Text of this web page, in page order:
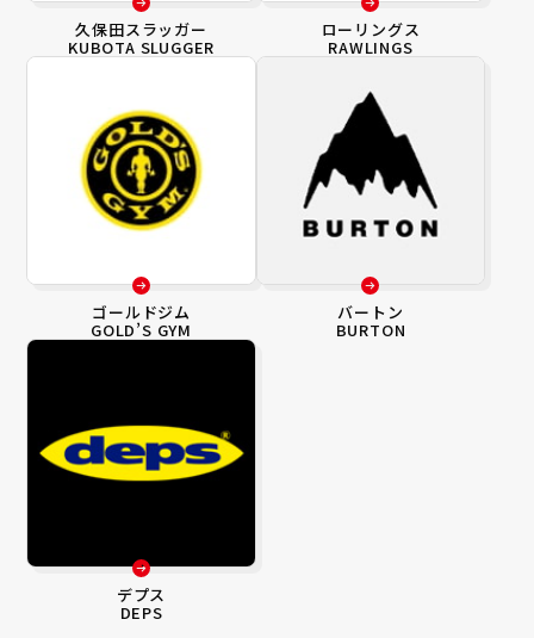
久保田スラッガー
KUBOTA SLUGGER
ローリングス
RAWLINGS
ゴールドジム
GOLD’S GYM
バートン
BURTON
デプス
DEPS